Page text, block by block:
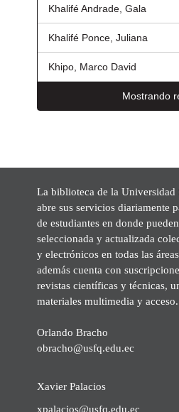
Khalifé Andrade, Gala
Khalifé Ponce, Juliana
Khipo, Marco David
Mostrando
La biblioteca de la Universidad
abre sus servicios diariamente
de estudiantes en donde
seleccionada y actualizada
y electrónicos en todas las
además cuenta con
revistas científicas y técnicas,
materiales multimedia y acceso.
Orlando Bracho
obracho@usfq.edu.ec
Xavier Palacios
xpalacios@usfq.edu.ec